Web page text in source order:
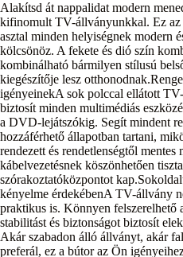
Alakítsd át nappalidat modern
kifinomult TV-állványunkkal. Ez az
asztal minden helyiségnek modern
kölcsönöz. A fekete és dió szín
kombinálható bármilyen stílusú
kiegészítője lesz
igényeinekA sok polccal ellátott
biztosít minden multimédiás
a DVD-lejátszókig. Segít mindent
hozzáférhető állapotban tartani,
rendezett és rendetlenségtől
kábelvezetésnek köszönhetően
szórakoztatóközpontot
kényelme érdekébenA TV-állvány
praktikus is. Könnyen felszerelhető
stabilitást és biztonságot biztosít
Akár szabadon álló állványt, akár
preferál, ez a bútor az Ön